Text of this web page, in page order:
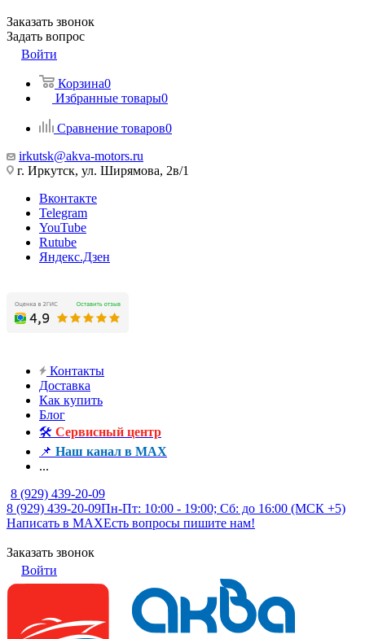
Заказать звонок
Задать вопрос
Войти
Корзина0
Избранные товары0
Сравнение товаров0
irkutsk@akva-motors.ru
г. Иркутск, ул. Ширямова, 2в/1
Вконтакте
Telegram
YouTube
Rutube
Яндекс.Дзен
Контакты
Доставка
Как купить
Блог
🛠️ Сервисный центр
📌 Наш канал в MAX
...
8 (929) 439-20-09
8 (929) 439-20-09Пн-Пт: 10:00 - 19:00; Сб: до 16:00 (МСК +5)
Написать в MAXЕсть вопросы пишите нам!
Заказать звонок
Войти